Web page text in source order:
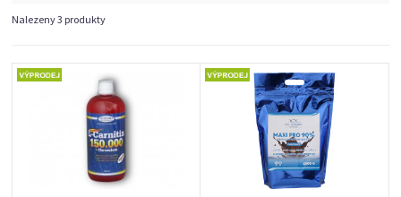
Nalezeny 3 produkty